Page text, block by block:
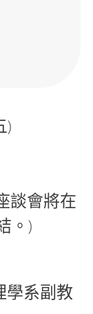
)
談會將在
。)
學系副教